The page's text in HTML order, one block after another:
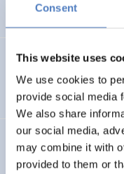
Consent
This website uses
We use cookies to
provide social media
We also share
our social media,
may combine it with
provided to them or
SOZIALE INKLUSION
ROMA-Net:
Angelegenheiten
Evaluierung der